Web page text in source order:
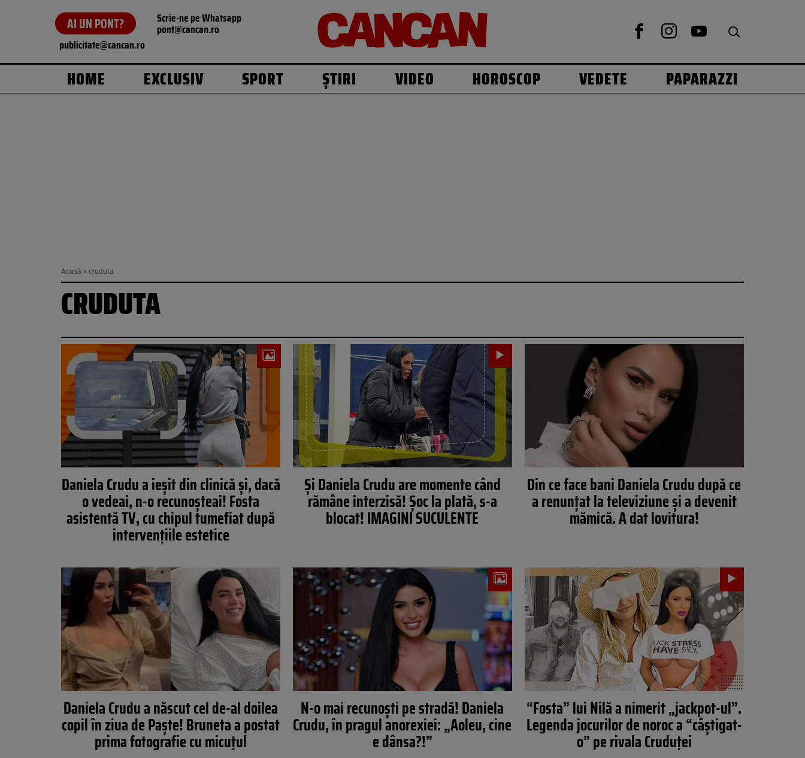
AI UN PONT? Scrie-ne pe Whatsapp
pont@cancan.ro
publicitate@cancan.ro
HOME EXCLUSIV SPORT ȘTIRI VIDEO HOROSCOP VEDETE PAPARAZZI
Acasă » cruduta
CRUDUTA
Daniela Crudu a ieșit din clinică și, dacă
o vedeai, n-o recunoșteai! Fosta
asistentă TV, cu chipul tumefiat după
intervențiile estetice
Și Daniela Crudu are momente când
rămâne interzisă! Șoc la plată, s-a
blocat! IMAGINI SUCULENTE
Din ce face bani Daniela Crudu după ce
a renunțat la televiziune și a devenit
mămică. A dat lovitura!
Daniela Crudu a născut cel de-al doilea
copil în ziua de Paște! Bruneta a postat
prima fotografie cu micuțul
N-o mai recunoști pe stradă! Daniela
Crudu, în pragul anorexiei: „Aoleu, cine
e dânsa?!”
“Fosta” lui Nilă a nimerit „jackpot-ul”.
Legenda jocurilor de noroc a “câștigat-
o” pe rivala Cruduței